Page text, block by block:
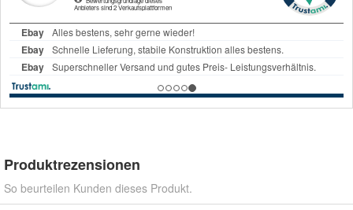
Produktrezensionen
So beurteilen Kunden dieses Produkt.